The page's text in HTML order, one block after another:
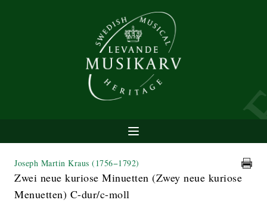
Joseph Martin Kraus (1756−1792)
Zwei neue kuriose Minuetten (Zwey neue kuriose
Menuetten) C-dur/c-moll